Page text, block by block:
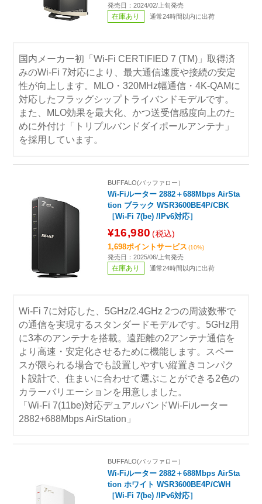
発売日：2024/02/上旬発売
在庫あり 通常24時間以内に出荷
国内メーカー初「Wi-Fi CERTIFIED 7 (TM)」取得済
みのWi-Fi 7対応により、最大通信速度や接続の安定
性が向上します。MLO・320MHz幅通信・4K-QAMに
対応したフラッグシップトライバンドモデルです。
また、MLO効果を最大化、かつ送受信感度向上のた
めに外付け「トリプルバンドダイポールアンテナ」
を採用しています。
BUFFALO(バッファロー）
Wi-Fiルーター 2882＋688Mbps AirSta
tion ブラック WSR3600BE4P/CBK
［Wi-Fi 7(be) /IPv6対応］
¥16,980 (税込)
1,698ポイントサービス (10%)
発売日：2025/06/上旬発売
在庫あり 通常24時間以内に出荷
Wi-Fi 7に対応した、5GHz/2.4GHz 2つの周波数帯で
の通信を実現するスタンダードモデルです。5GHz用
に3本のアンテナを搭載。遠距離の2アンテナ通信を
より高速・安定化させるために機能します。スペー
スが限られる場合でも設置しやすい縦置きコンパク
ト設計で、住まいに合わせて選ぶことができる2色の
カラーバリエーションを用意しました。
「Wi-Fi 7(11be)対応デュアルバンドWi-Fiルーター
2882+688Mbps AirStation」
BUFFALO(バッファロー）
Wi-Fiルーター 2882＋688Mbps AirSta
tion ホワイト WSR3600BE4P/CWH
［Wi-Fi 7(be) /IPv6対応］